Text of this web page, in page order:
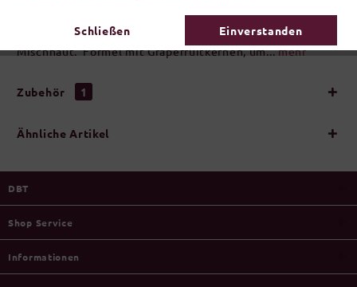
Normalisierende Gesichtscreme für fettige und
Mischhaut. Formel mit Grapefruitkernen, um...mehr
Zubehör 1
Ähnliche Artikel
DBT
Shop Service
Informationen
Einverstanden
Schließen